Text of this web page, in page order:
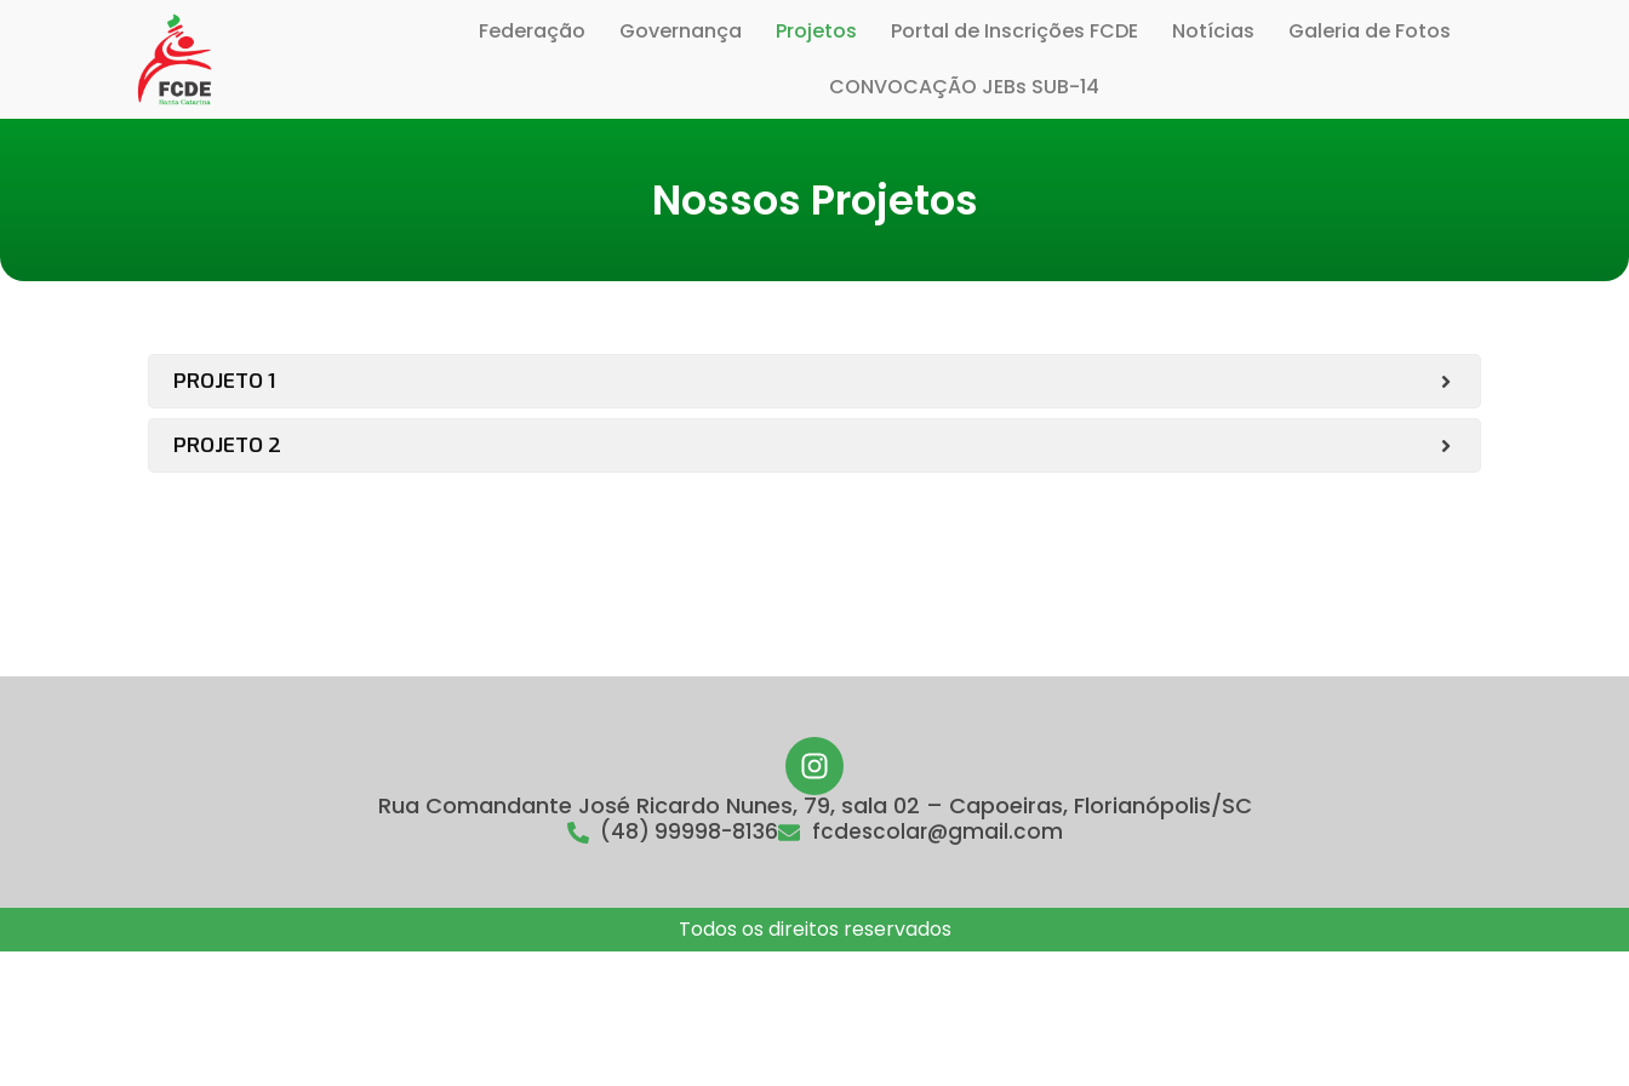
Federação Governança Projetos Portal de Inscrições FCDE Notícias
Galeria de Fotos
CONVOCAÇÃO JEBs SUB-14
Nossos Projetos
PROJETO 1
PROJETO 2
Rua Comandante José Ricardo Nunes, 79, sala 02 – Capoeiras, Florianópolis/SC
(48) 99998-8136 fcdescolar@gmail.com
Todos os direitos reservados